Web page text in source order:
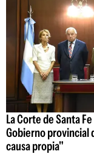
La Corte de Santa
Gobierno provincial
causa propia"